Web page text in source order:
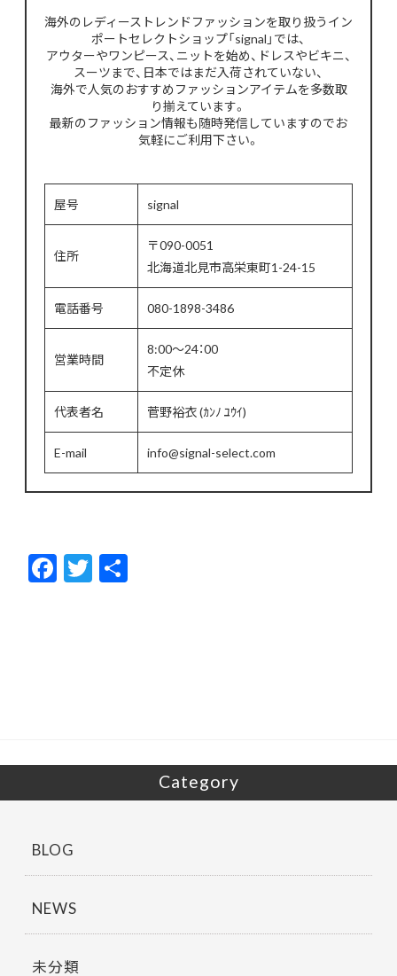
海外のレディーストレンドファッションを取り扱うイン
ポートセレクトショップ「signal」では、
アウターやワンピース、ニットを始め、ドレスやビキニ、
スーツまで、日本ではまだ入荷されていない、
海外で人気のおすすめファッションアイテムを多数取
り揃えています。
最新のファッション情報も随時発信していますのでお
気軽にご利用下さい。
屋号 signal
住所
〒090-0051
北海道北見市高栄東町1-24-15
電話番号 080-1898-3486
営業時間
8:00～24：00
不定休
代表者名 菅野裕衣 (ｶﾝﾉ ﾕｳｲ)
E-mail info@signal-select.com
F
ac
T
w
Category
BLOG
NEWS
未分類